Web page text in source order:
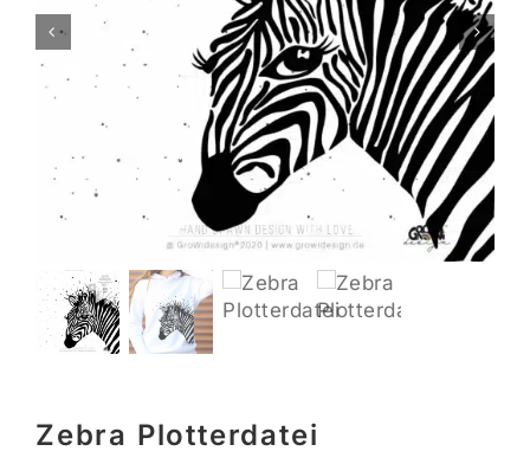
Zebra Plotterdatei